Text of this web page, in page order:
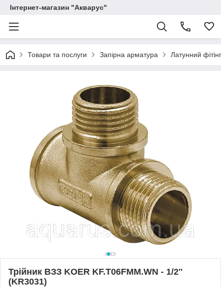
Інтернет-магазин "Акварус"
Товари та послуги Запірна арматура Латунний
Трійник ВЗЗ KOER KF.T06FMM.WN - 1/2''
(KR3031)